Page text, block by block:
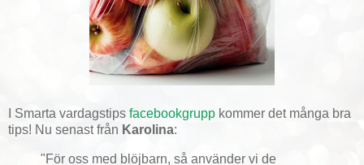
I Smarta vardagstips facebookgrupp kommer det många bra
tips! Nu senast från Karolina:
"För oss med blöjbarn, så använder vi de